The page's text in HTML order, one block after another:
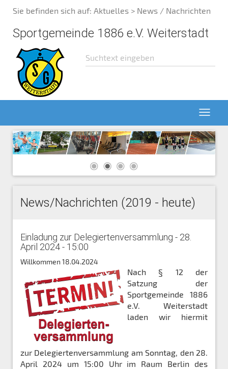
Sie befinden sich auf: Aktuelles > News / Nachrichten
Sportgemeinde 1886 e.V. Weiterstadt
News/Nachrichten (2019 - heute)
Einladung zur Delegiertenversammlung - 28.
April 2024 - 15:00
Willkommen 18.04.2024
Nach § 12 der
Satzung der
Sportgemeinde 1886
e.V. Weiterstadt
laden wir hiermit
zur Delegiertenversammlung am Sonntag, den 28.
April 2024 um 15:00 Uhr im Raum Berlin des